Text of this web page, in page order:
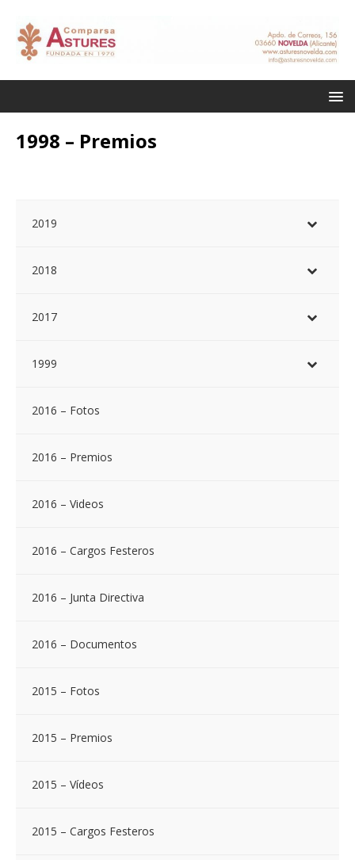
1998 – Premios
2019
2018
2017
1999
2016 – Fotos
2016 – Premios
2016 – Videos
2016 – Cargos Festeros
2016 – Junta Directiva
2016 – Documentos
2015 – Fotos
2015 – Premios
2015 – Vídeos
2015 – Cargos Festeros